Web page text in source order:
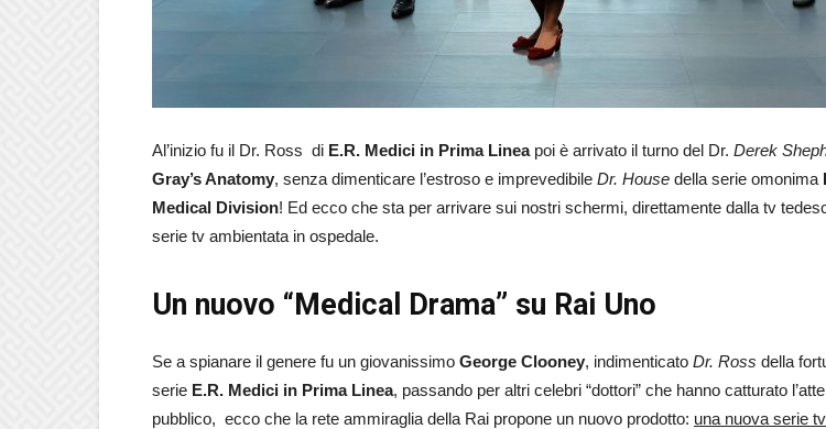
Al’inizio fu il Dr. Ross di E.R. Medici in Prima Lineapoi è arrivato il turno del Dr. Derek
Gray’s Anatomy, senza dimenticare l’estroso e imprevedibile Dr. House della serie omonima
Medical Division! Ed ecco che sta per arrivare sui nostri schermi, direttamente dalla tv
serie tv ambientata in ospedale.
Un nuovo “Medical Drama” su Rai Uno
Se a spianare il genere fu un giovanissimo George Clooney, indimenticato Dr. Ross della
serie E.R. Medici in Prima Linea, passando per altri celebri “dottori” che hanno catturato
pubblico, ecco che la rete ammiraglia della Rai propone un nuovo prodotto: una nuova serie